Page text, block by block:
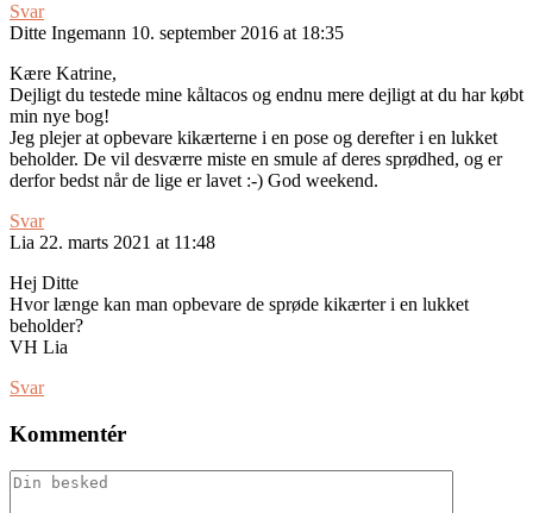
Svar
Ditte Ingemann 10. september 2016 at 18:35
Kære Katrine,
Dejligt du testede mine kåltacos og endnu mere dejligt at du har købt
min nye bog!
Jeg plejer at opbevare kikærterne i en pose og derefter i en lukket
beholder. De vil desværre miste en smule af deres sprødhed, og er
derfor bedst når de lige er lavet :-) God weekend.
Svar
Lia 22. marts 2021 at 11:48
Hej Ditte
Hvor længe kan man opbevare de sprøde kikærter i en lukket
beholder?
VH Lia
Svar
Kommentér